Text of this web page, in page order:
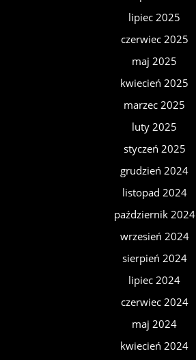
lipiec 2025
czerwiec 2025
maj 2025
kwiecień 2025
marzec 2025
luty 2025
styczeń 2025
grudzień 2024
listopad 2024
październik 2024
wrzesień 2024
sierpień 2024
lipiec 2024
czerwiec 2024
maj 2024
kwiecień 2024